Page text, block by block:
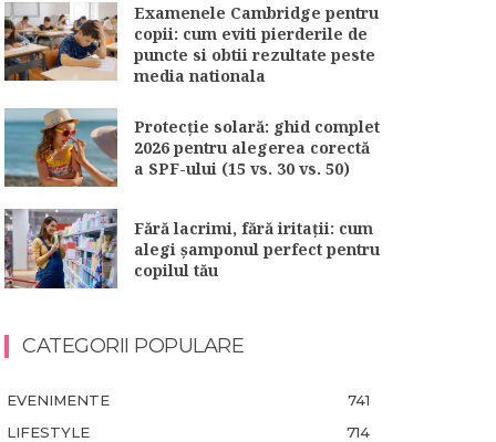
Examenele Cambridge pentru
copii: cum eviti pierderile de
puncte si obtii rezultate peste
media nationala
Protecție solară: ghid complet
2026 pentru alegerea corectă
a SPF-ului (15 vs. 30 vs. 50)
Fără lacrimi, fără iritații: cum
alegi șamponul perfect pentru
copilul tău
CATEGORII POPULARE
EVENIMENTE
741
LIFESTYLE
714